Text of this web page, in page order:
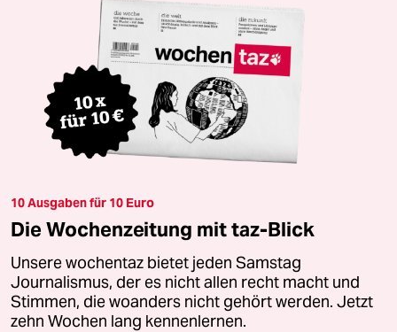
10 Ausgaben für 10 Euro
Die Wochenzeitung mit taz-Blick
Unsere wochentaz bietet jeden Samstag
Journalismus, der es nicht allen recht macht und
Stimmen, die woanders nicht gehört werden. Jetzt
zehn Wochen lang kennenlernen.